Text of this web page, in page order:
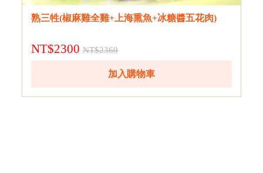
熟三牲(椒麻雞全雞+上海熏魚+冰糖醬五花肉)
NT$2300NT$2360
加入購物車